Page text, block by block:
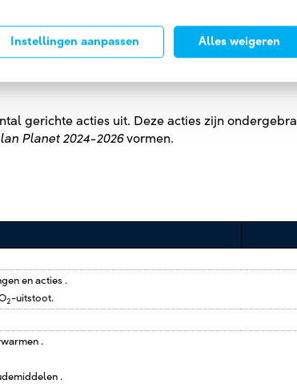
Instellingen aanpassen Alles weigeren
gerichte acties uit. Deze acties zijn
Planet 2024-2026vormen.
en acties .
2-uitstoot.
.
.